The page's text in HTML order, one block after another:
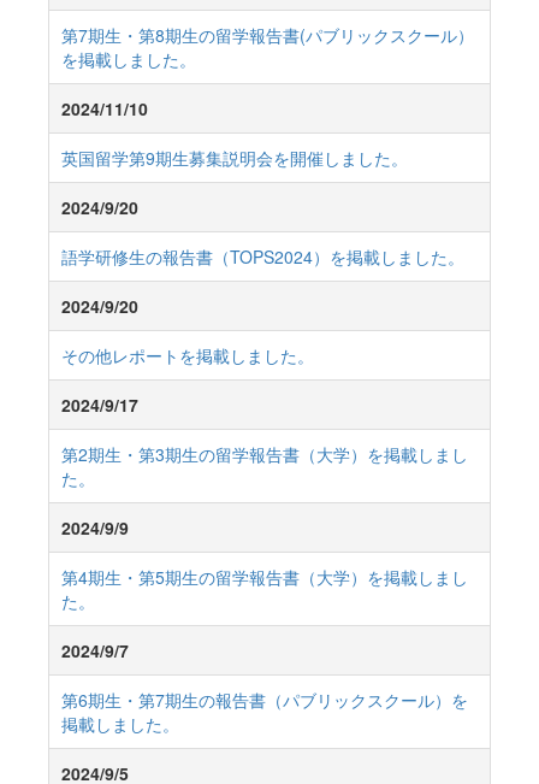
第7期生・第8期生の留学報告書(パブリックスクール）
を掲載しました。
2024/11/10
英国留学第9期生募集説明会を開催しました。
2024/9/20
語学研修生の報告書（TOPS2024）を掲載しました。
2024/9/20
その他レポートを掲載しました。
2024/9/17
第2期生・第3期生の留学報告書（大学）を掲載しまし
た。
2024/9/9
第4期生・第5期生の留学報告書（大学）を掲載しまし
た。
2024/9/7
第6期生・第7期生の報告書（パブリックスクール）を
掲載しました。
2024/9/5